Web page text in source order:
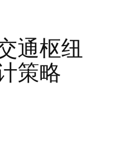
通枢纽
策略